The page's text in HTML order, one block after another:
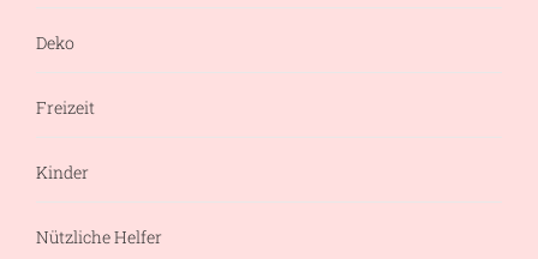
Deko
Freizeit
Kinder
Nützliche Helfer